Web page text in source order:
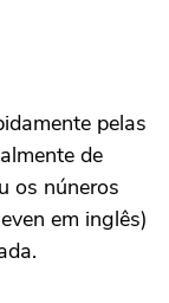
pelas
de
os núneros
em inglês)